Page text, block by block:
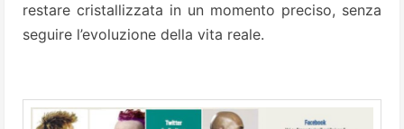
restare cristallizzata in un momento preciso, senza
seguire l’evoluzione della vita reale.